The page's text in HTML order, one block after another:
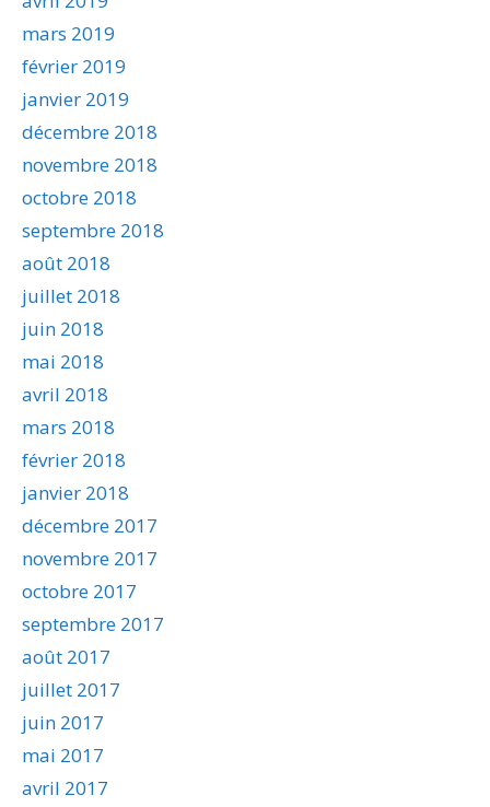
mars 2019
février 2019
janvier 2019
décembre 2018
novembre 2018
octobre 2018
septembre 2018
août 2018
juillet 2018
juin 2018
mai 2018
avril 2018
mars 2018
février 2018
janvier 2018
décembre 2017
novembre 2017
octobre 2017
septembre 2017
août 2017
juillet 2017
juin 2017
mai 2017
avril 2017